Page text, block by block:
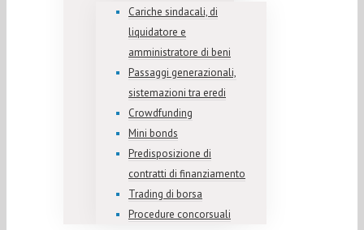
Cariche sindacali, di
liquidatore e
amministratore di beni
Passaggi generazionali,
sistemazioni tra eredi
Crowdfunding
Mini bonds
Predisposizione di
contratti di finanziamento
Trading di borsa
Procedure concorsuali